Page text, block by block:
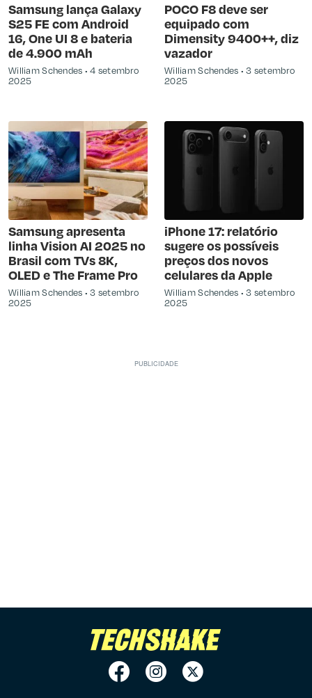
Samsung lança Galaxy
S25 FE com Android
16, One UI 8 e bateria
de 4.900 mAh
William Schendes
4 setembro
2025
POCO F8 deve ser
equipado com
Dimensity 9400++, diz
vazador
William Schendes
3 setembro
2025
Samsung apresenta
linha Vision AI 2025 no
Brasil com TVs 8K,
OLED e The Frame Pro
William Schendes
3 setembro
2025
iPhone 17: relatório
sugere os possíveis
preços dos novos
celulares da Apple
William Schendes
3 setembro
2025